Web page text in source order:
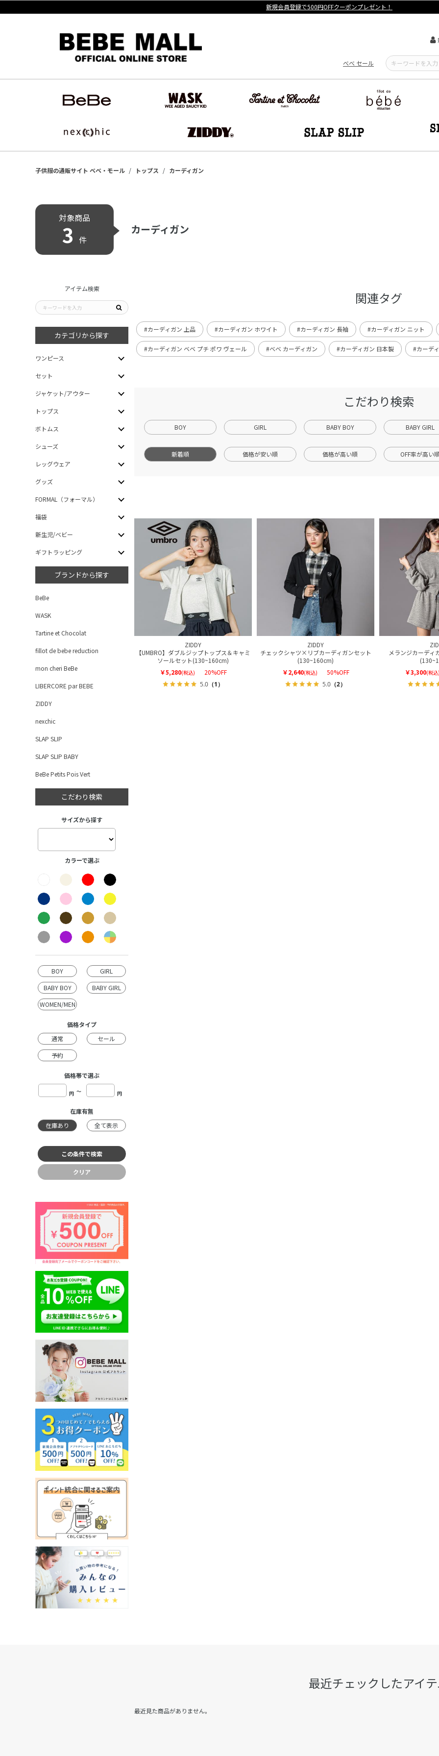
【重要】熊本地震による遅延可能性について
べべ セール
子供服の通販サイト ベベ・モール トップス カーディガン
対象商品
3 件
カーディガン
アイテム検索
カテゴリから探す
ワンピース
セット
ジャケット/アウター
トップス
ボトムス
シューズ
レッグウェア
グッズ
FORMAL（フォーマル）
福袋
新生児/ベビー
ギフトラッピング
ブランドから探す
BeBe
WASK
Tartine et Chocolat
fillot de bebe reduction
mon cheri BeBe
LIBERCORE par BEBE
ZIDDY
nexchic
SLAP SLIP
SLAP SLIP BABY
BeBe Petits Pois Vert
こだわり検索
サイズから探す
カラーで選ぶ
BOY
GIRL
BABY BOY
BABY GIRL
WOMEN/MEN
価格タイプ
通常
セール
予約
価格帯で選ぶ
円 ～ 円
在庫有無
在庫あり
全て表示
クリア
関連タグ
#カーディガン 上品 #カーディガン ホワイト #カーディガン 長袖 #カーディガン ニット
#カーディガン ベベ プチ ポワ ヴェール #べべ カーディガン #カーディガン 日本製 #カーデ
こだわり検索
BOY GIRL BABY BOY BABY GIRL
新着順 価格が安い順 価格が高い順 OFF率が高い
ZIDDY
【UMBRO】ダブルジップトップス＆キャミ
ソールセット(130~160cm)
￥5,280(税込)
20%OFF
5.0（1）
ZIDDY
チェックシャツ×リブカーディガンセット
(130~160cm)
￥2,640(税込)
50%OFF
5.0（2）
メランジカーディ
￥3,300(税込)
最近チェックしたアイ
最近見た商品がありません。